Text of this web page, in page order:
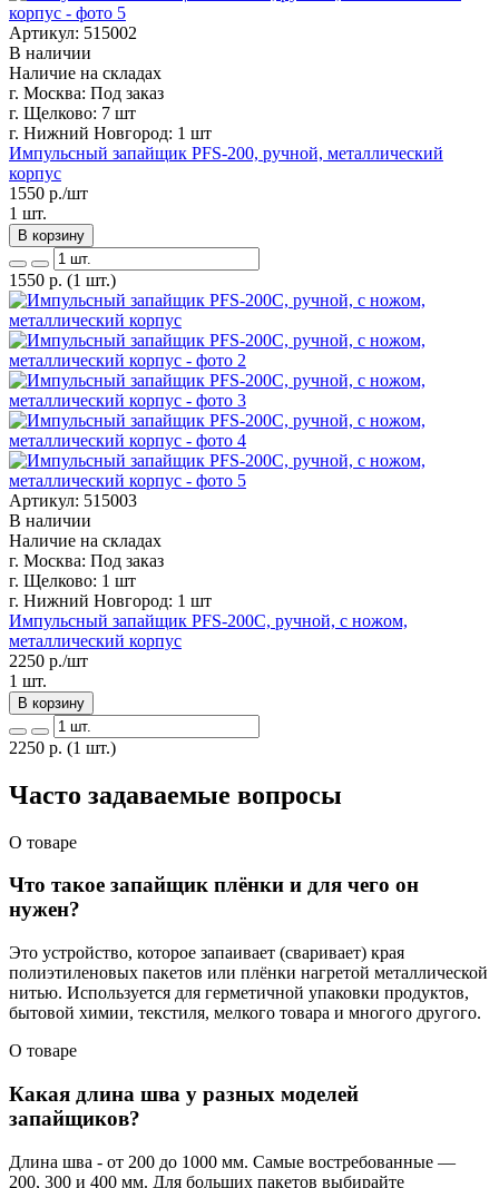
Артикул: 515002
В наличии
Наличие на складах
г. Москва: Под заказ
г. Щелково: 7 шт
г. Нижний Новгород: 1 шт
Импульсный запайщик PFS-200, ручной, металлический
корпус
1550 р./шт
1 шт.
В корзину
1550 р. (1 шт.)
Артикул: 515003
В наличии
Наличие на складах
г. Москва: Под заказ
г. Щелково: 1 шт
г. Нижний Новгород: 1 шт
Импульсный запайщик PFS-200С, ручной, с ножом,
металлический корпус
2250 р./шт
1 шт.
В корзину
2250 р. (1 шт.)
Часто задаваемые вопросы
О товаре
Что такое запайщик плёнки и для чего он
нужен?
Это устройство, которое запаивает (сваривает) края
полиэтиленовых пакетов или плёнки нагретой металлической
нитью. Используется для герметичной упаковки продуктов,
бытовой химии, текстиля, мелкого товара и многого другого.
О товаре
Какая длина шва у разных моделей
запайщиков?
Длина шва - от 200 до 1000 мм. Самые востребованные —
200, 300 и 400 мм. Для больших пакетов выбирайте